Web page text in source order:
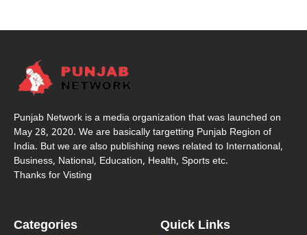
Punjab Network is a media organization that was launched on
May 28, 2020. We are basically targetting Punjab Region of
India. But we are also publishing news related to International,
Business, National, Education, Health, Sports etc.
Thanks for Visting
Categories Quick Links